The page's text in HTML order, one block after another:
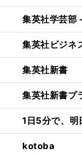
集英社学芸部
集英社ビジネ
集英社新書
集英社新書プ
1日5分で、
kotoba